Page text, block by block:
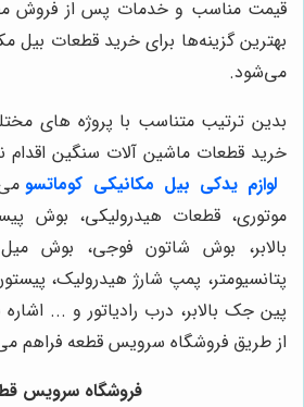
قیمت مناسب و خدمات پس از فروش
بهترین گزینه‌ها برای خرید قطعات بیل
می‌شود.
بدین ترتیب متناسب با پروژه های
خرید قطعات ماشین آلات سنگین اقدام
لوازم یدکی بیل مکانیکی کوماتسومی
موتوری، قطعات هیدرولیکی، بوش
بالابر، بوش شاتون فوجی، بوش
پتانسیومتر، پمپ شارژ هیدرولیک،
پین جک بالابر، درب رادیاتور و ... اشاره
از طریق فروشگاه سرویس قطعه فراهم
فروشگاه سرویس